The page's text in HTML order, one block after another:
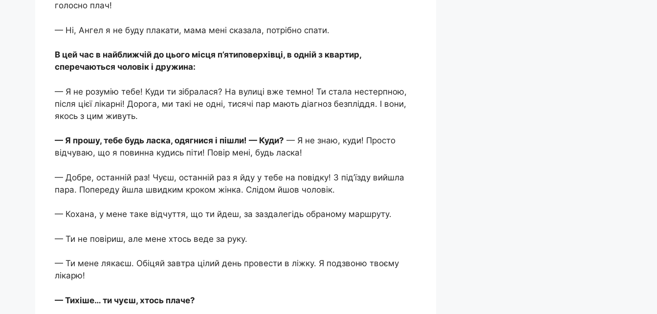
голосно плач!
— Ні, Ангел я не буду плакати, мама мені сказала, потрібно спати.
В цей час в найближчій до цього місця п’ятиповерхівці, в одній з квартир,
сперечаються чоловік і дружина:
— Я не розумію тебе! Куди ти зібралася? На вулиці вже темно! Ти стала нестерпною,
після цієї лікарні! Дорога, ми такі не одні, тисячі пар мають діагноз безпліддя. І вони,
якось з цим живуть.
— Я прошу, тебе будь ласка, одягнися і пішли! — Куди? — Я не знаю, куди! Просто
відчуваю, що я повинна кудись піти! Повір мені, будь ласка!
— Добре, останній раз! Чуєш, останній раз я йду у тебе на повідку! З під’їзду вийшла
пара. Попереду йшла швидким кроком жінка. Слідом йшов чоловік.
— Кохана, у мене таке відчуття, що ти йдеш, за заздалегідь обраному маршруту.
— Ти не повіриш, але мене хтось веде за руку.
— Ти мене лякаєш. Обіцяй завтра цілий день провести в ліжку. Я подзвоню твоєму
лікарю!
— Тихіше… ти чуєш, хтось плаче?